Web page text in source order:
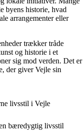
byens historie, hvad
arrangementer eller
trækker tråde
og historie i et
sig mod verden. Det er
der giver Vejle sin
livsstil i Vejle
bæredygtig livsstil